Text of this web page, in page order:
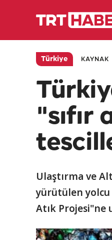
Türkiye KAYNAK
"sıfır
Ulaştırma ve
yürütülen yolcu
Atık Projesi"ne